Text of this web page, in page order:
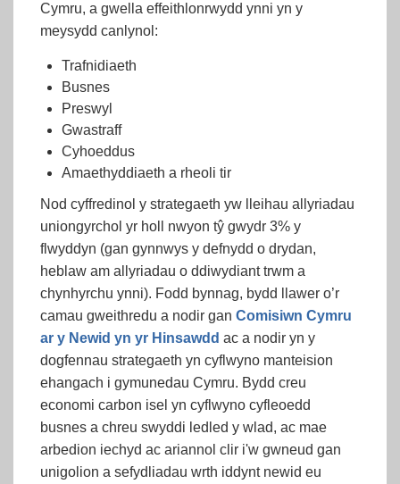
Cymru, a gwella effeithlonrwydd ynni yn y
meysydd canlynol:
Trafnidiaeth
Busnes
Preswyl
Gwastraff
Cyhoeddus
Amaethyddiaeth a rheoli tir
Nod cyffredinol y strategaeth yw lleihau allyriadau
uniongyrchol yr holl nwyon tŷ gwydr 3% y
flwyddyn (gan gynnwys y defnydd o drydan,
heblaw am allyriadau o ddiwydiant trwm a
chynhyrchu ynni). Fodd bynnag, bydd llawer o’r
camau gweithredu a nodir gan Comisiwn Cymru
ar y Newid yn yr Hinsawdd ac a nodir yn y
dogfennau strategaeth yn cyflwyno manteision
ehangach i gymunedau Cymru. Bydd creu
economi carbon isel yn cyflwyno cyfleoedd
busnes a chreu swyddi ledled y wlad, ac mae
arbedion iechyd ac ariannol clir i'w gwneud gan
unigolion a sefydliadau wrth iddynt newid eu